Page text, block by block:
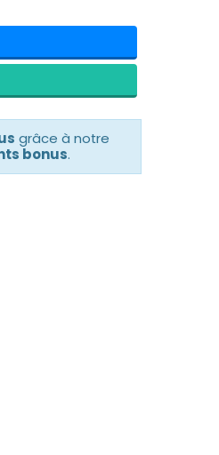
grâce à notre
bonus.